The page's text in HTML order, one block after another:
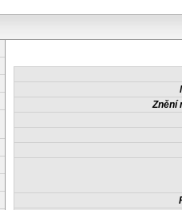
Znění